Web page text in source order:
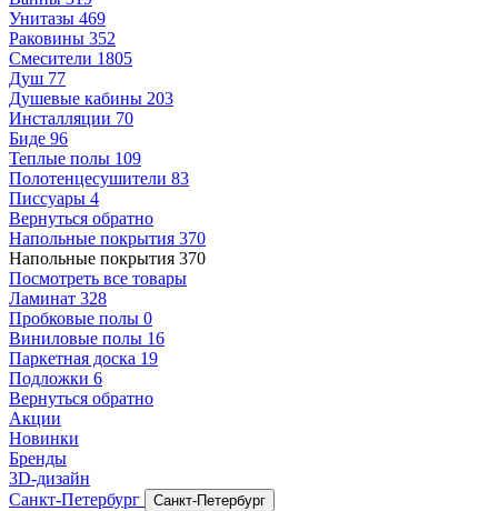
Унитазы 469
Раковины 352
Смесители 1805
Душ 77
Душевые кабины 203
Инсталляции 70
Биде 96
Теплые полы 109
Полотенцесушители 83
Писсуары 4
Вернуться обратно
Напольные покрытия 370
Напольные покрытия 370
Посмотреть все товары
Ламинат 328
Пробковые полы 0
Виниловые полы 16
Паркетная доска 19
Подложки 6
Вернуться обратно
Акции
Новинки
Бренды
3D-дизайн
Санкт-Петербург
Санкт-Петербург